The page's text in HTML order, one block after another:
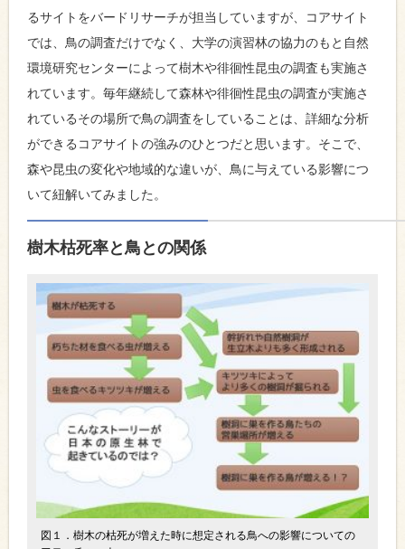
るサイトをバードリサーチが担当していますが、コアサイト
では、鳥の調査だけでなく、大学の演習林の協力のもと自然
環境研究センターによって樹木や徘徊性昆虫の調査も実施さ
れています。毎年継続して森林や徘徊性昆虫の調査が実施さ
れているその場所で鳥の調査をしていることは、詳細な分析
ができるコアサイトの強みのひとつだと思います。そこで、
森や昆虫の変化や地域的な違いが、鳥に与えている影響につ
いて紐解いてみました。
樹木枯死率と鳥との関係
図１．樹木の枯死が増えた時に想定される鳥への影響についての